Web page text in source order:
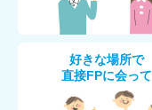
好きな場所で
直接FPに会って